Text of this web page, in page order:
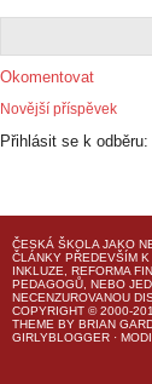
Okomentovat
Novější příspěvek
Přihlásit se k odběru:
ČESKÁ ŠKOLA JAKO
ČLÁNKY PŘEDEVŠÍM
INKLUZE, REFORMA
PEDAGOGŮ, NEBO
NECENZUROVANOU
COPYRIGHT © 2000-
THEME BY BRIAN
GIRLYBLOGGER ·